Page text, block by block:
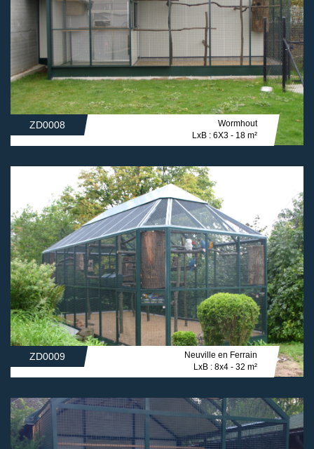
ZD0008
Wormhout
LxB : 6X3 - 18 m²
ZD0009
Neuville en Ferrain
LxB : 8x4 - 32 m²